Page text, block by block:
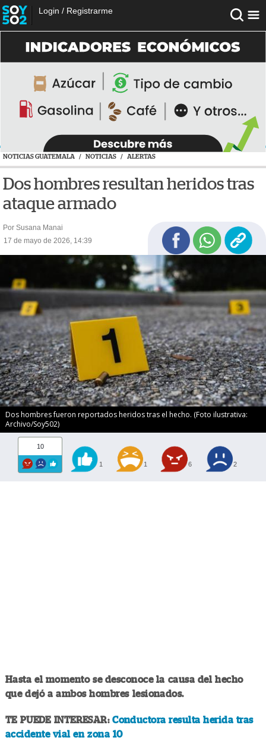
Login / Registrarme
NOTICIAS GUATEMALA / NOTICIAS / ALERTAS
Dos hombres resultan heridos tras
ataque armado
Por Susana Manai
17 de mayo de 2026, 14:39
Dos hombres fueron reportados heridos tras el hecho. (Foto ilustrativa:
Archivo/Soy502)
10
1 1 6 2
Hasta el momento se desconoce la causa del hecho
que dejó a ambos hombres lesionados.
TE PUEDE INTERESAR:Conductora resulta herida tras
accidente vial en zona 10